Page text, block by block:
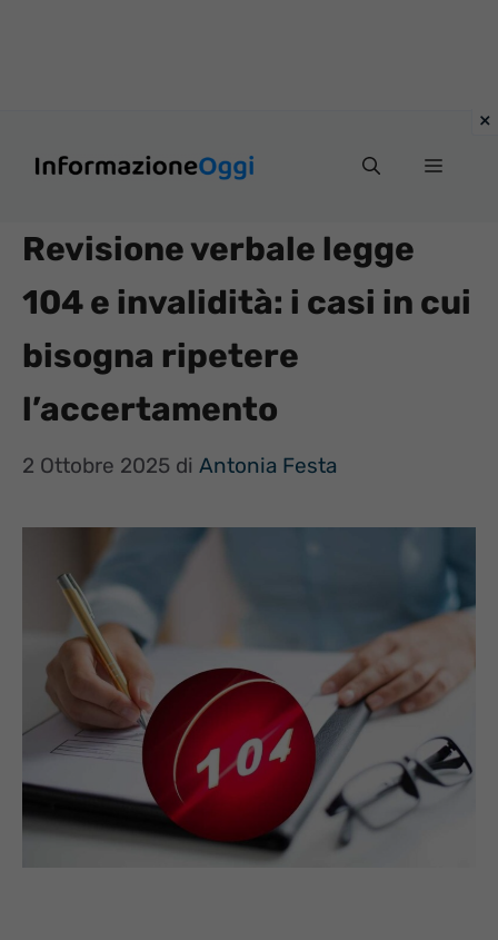
Menu
Revisione verbale legge
104 e invalidità: i casi in cui
bisogna ripetere
l’accertamento
2 Ottobre 2025 di Antonia Festa